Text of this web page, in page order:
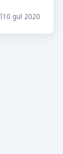
10 gul 2020